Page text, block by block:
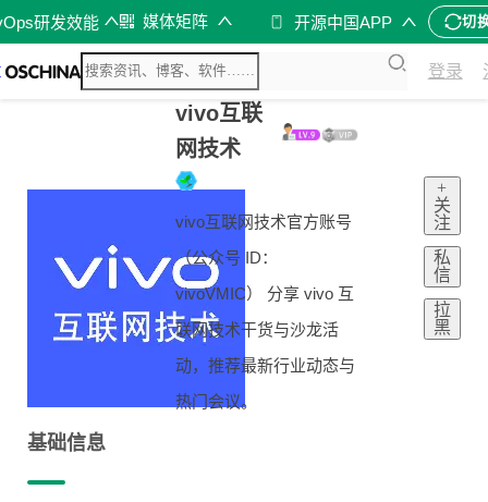
研发效能 媒体矩阵 开源中国APP 切
登录
vivo互联
网技术
vivo互联网技术官方账号
（公众号 ID：
vivoVMIC） 分享 vivo 互
联网技术干货与沙龙活
动，推荐最新行业动态与
热门会议。
+
关
注
私
信
拉
黑
基础信息